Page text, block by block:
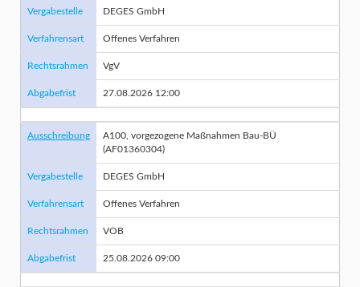
Vergabestelle DEGES GmbH
Verfahrensart Offenes Verfahren
Rechtsrahmen VgV
Abgabefrist 27.08.2026 12:00
Ausschreibung
A100, vorgezogene Maßnahmen Bau-BÜ
(AF01360304)
Vergabestelle DEGES GmbH
Verfahrensart Offenes Verfahren
Rechtsrahmen VOB
Abgabefrist 25.08.2026 09:00